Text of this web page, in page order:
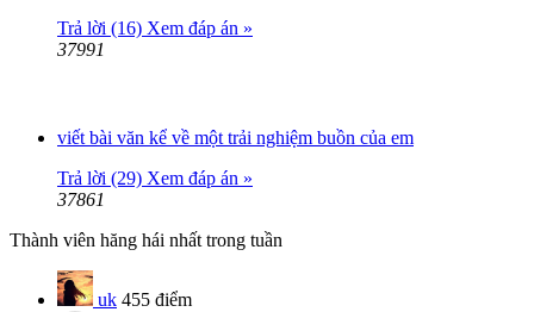
Trả lời (16) Xem đáp án »
37991
viết bài văn kể về một trải nghiệm buồn của em
Trả lời (29) Xem đáp án »
37861
Thành viên hăng hái nhất trong tuần
uk 455 điểm